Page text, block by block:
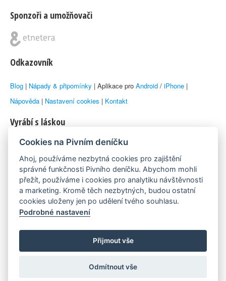
Sponzoři a umožňovači
Odkazovník
Blog | Nápady & připomínky | Aplikace pro Android / iPhone |
Nápověda | Nastavení cookies | Kontakt
Vyrábí s láskou
© 2010–2026 byLukáš Zemanaka Emka
Máme rádi
Pivní.info
Poznámka pod čarou
Pivní deníček je nezávislý zdroj, který není spjat s žádným
konkrétním pivovarem ani restaurací. Názory uživatelů nemusí nutně
reprezentovat názory tvůrců Deníčku.
Cookies na Pivním deníčku
Ahoj, používáme nezbytná cookies pro zajištění
správné funkčnosti Pivního deníčku. Abychom mohli
přežít, používáme i cookies pro analytiku návštěvnosti
a marketing. Kromě těch nezbytných, budou ostatní
cookies uloženy jen po udělení tvého souhlasu.
Podrobné nastavení
Přijmout vše
Odmítnout vše